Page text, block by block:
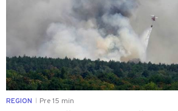
REGION Pre 15 min